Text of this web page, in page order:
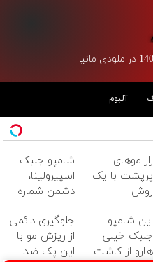
آلبوم
راز موهای
پرپشت با یک
روش
جلبک
اسپیرولینا)
شامپو جلبک
اسپیرولینا،
دشمن شماره
مو!45%تخفیف
ویژه
این شامپو
جلبک خیلی
هارو از کاشت
جلوگیری دائمی
از ریزش مو با
این پک ضد